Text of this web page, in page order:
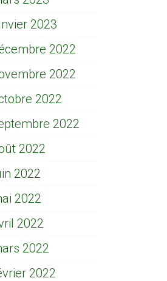
2023
2022
2022
2022
2022
2022
2022
2022
2022
2022
2022